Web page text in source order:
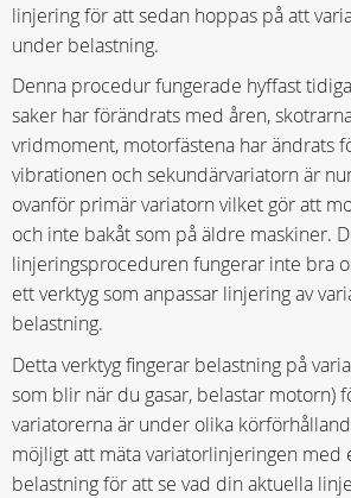
linjering för att sedan hoppas på att
under belastning.
Denna procedur fungerade hyffast
saker har förändrats med åren,
vridmoment, motorfästena har ändrats
vibrationen och sekundärvariatorn är
ovanför primär variatorn vilket gör att
och inte bakåt som på äldre maskiner.
linjeringsproceduren fungerar inte bra
ett verktyg som anpassar linjering av
belastning.
Detta verktyg fingerar belastning på
som blir när du gasar, belastar motorn)
variatorerna är under olika
möjligt att mäta variatorlinjeringen med
belastning för att se vad din aktuella